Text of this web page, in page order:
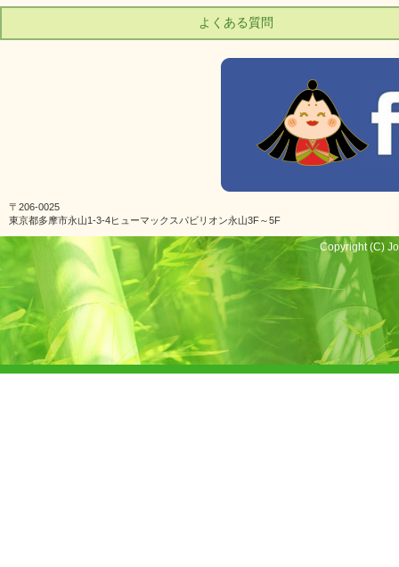
よくある質問
〒206-0025
東京都多摩市永山1-3-4ヒューマックスパビリオン永山3F～5F
Copyright (C)